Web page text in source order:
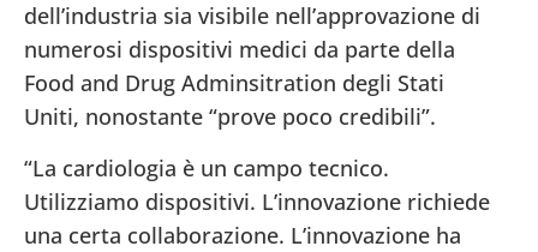
dell’industria sia visibile nell’approvazione di
numerosi dispositivi medici da parte della
Food and Drug Adminsitration degli Stati
Uniti, nonostante “prove poco credibili”.
“La cardiologia è un campo tecnico.
Utilizziamo dispositivi. L’innovazione richiede
una certa collaborazione. L’innovazione ha